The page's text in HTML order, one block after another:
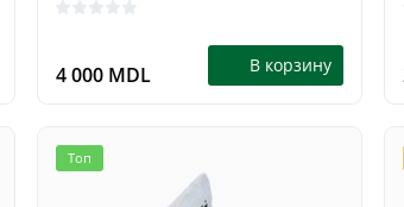
4 000 MDL В корзину
Топ